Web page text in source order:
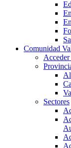
Comunidad
Sectores